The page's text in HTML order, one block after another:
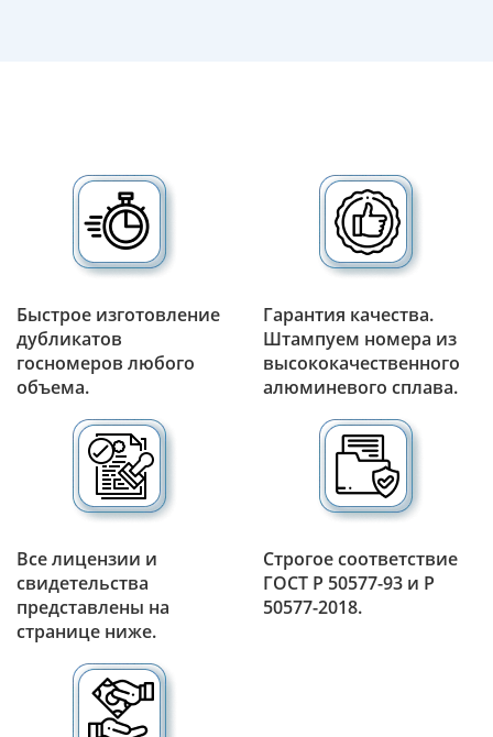
Быстрое изготовление
дубликатов
госномеров любого
объема.
Гарантия качества.
Штампуем номера из
высококачественного
алюминевого сплава.
Все лицензии и
свидетельства
представлены на
странице ниже.
Строгое соответствие
ГОСТ Р 50577-93 и Р
50577-2018.